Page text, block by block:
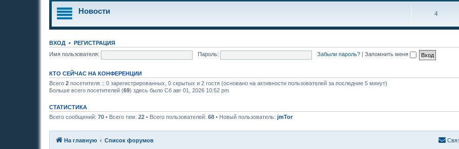
Новости 4
ВХОД • РЕГИСТРАЦИЯ
Имя пользователя:
Пароль: Забыли пароль? Запомнить меня
КТО СЕЙЧАС НА КОНФЕРЕНЦИИ
Всего 2 посетителя :: 0 зарегистрированных, 0 скрытых и 2 гостя (основано на активности пользователей за последние 5 минут)
Больше всего посетителей (69) здесь было Сб авг 01, 2026 10:52 pm
СТАТИСТИКА
Всего сообщений: 70 • Всего тем: 22 • Всего пользователей: 68 • Новый пользователь: jmTor
На главную Список форумов